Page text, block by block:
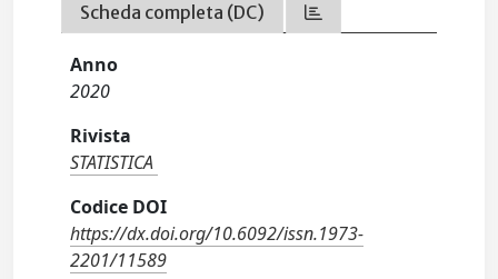
Scheda completa (DC)
Anno
2020
Rivista
STATISTICA
Codice DOI
https://dx.doi.org/10.6092/issn.1973-
2201/11589